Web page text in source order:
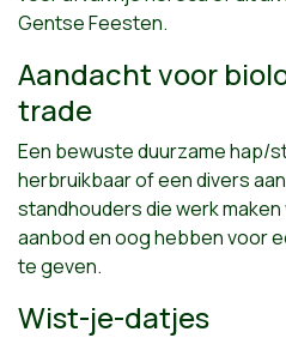
Gentse Feesten.
Aandacht voor
trade
Een bewuste duurzame hap/
herbruikbaar of een divers
standhouders die werk
aanbod en oog hebben voor
te geven.
Wist-je-datjes